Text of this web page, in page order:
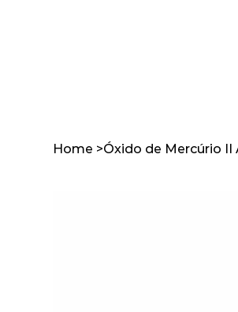
Home >Óxido de Mercúrio II